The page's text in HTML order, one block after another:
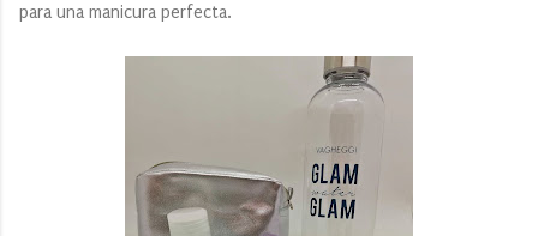
para una manicura perfecta.